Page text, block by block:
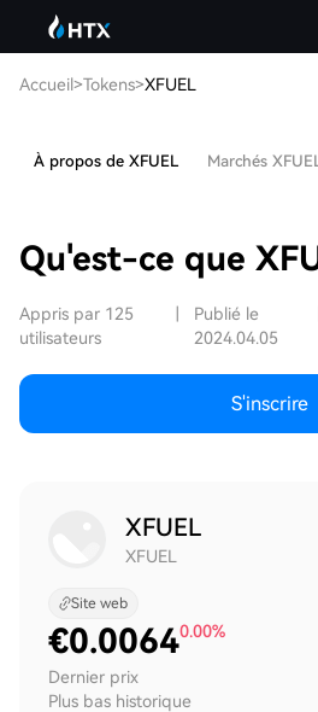
Accueil>Tokens>XFUEL
À propos de XFUEL Marchés
Qu'est-ce que
Appris par 125
utilisateurs
Publié le
2024.04.05
S'inscrire
XFUEL
XFUEL
Site web
€0.00640.00%
Dernier prix
Plus bas historique